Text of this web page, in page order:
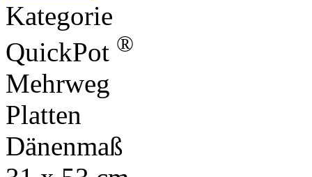
Kategorie
QuickPot ®
Mehrweg
Platten
Dänenmaß